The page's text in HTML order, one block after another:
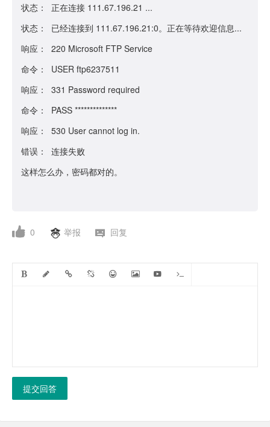
状态： 正在连接 111.67.196.21 ...
状态： 已经连接到 111.67.196.21:0。正在等待欢迎信息...
响应： 220 Microsoft FTP Service
命令： USER ftp6237511
响应： 331 Password required
命令： PASS **************
响应： 530 User cannot log in.
错误： 连接失败
这样怎么办，密码都对的。
0 举报 回复
提交回答